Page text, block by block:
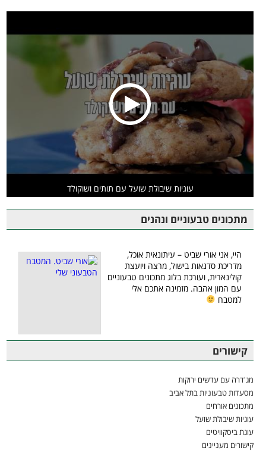
עוגיות שיבולת שועל עם תותים ושוקולד
מתכונים טבעוניים ונהנים
היי, אני אורי שביט – עיתונאית אוכל,
מדריכת סדנאות בישול, מרצה ויועצת
קולינארית, ועורכת בלוג מתכונים טבעוניים
עם המון אהבה. מזמינה אתכם אלי
למטבח
קישורים
מג'דרה עם עדשים ירוקות
מסעדות טבעוניות בתל אביב
מתכונים אורחים
עוגיות שיבולת שועל
עוגת ביסקוויטים
קישורים מעניינים